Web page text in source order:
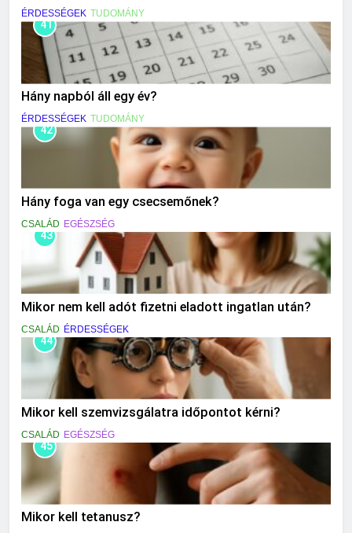
ÉRDESSÉGEK TUDOMÁNY
41
Hány napból áll egy év?
ÉRDESSÉGEK TUDOMÁNY
42
Hány foga van egy csecsemőnek?
CSALÁD EGÉSZSÉG
43
Mikor nem kell adót fizetni eladott ingatlan után?
CSALÁD ÉRDESSÉGEK
44
Mikor kell szemvizsgálatra időpontot kérni?
CSALÁD EGÉSZSÉG
45
Mikor kell tetanusz?